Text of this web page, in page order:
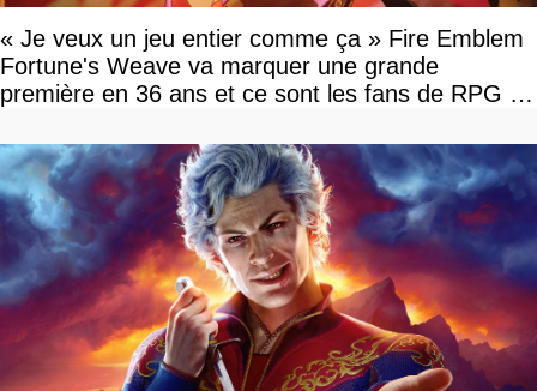
« Je veux un jeu entier comme ça » Fire Emblem
Fortune's Weave va marquer une grande
première en 36 ans et ce sont les fans de RPG en